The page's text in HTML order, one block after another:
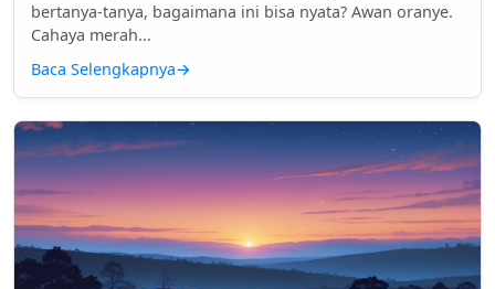
bertanya-tanya, bagaimana ini bisa nyata? Awan oranye.
Cahaya merah...
Baca Selengkapnya→